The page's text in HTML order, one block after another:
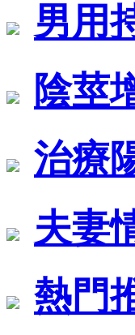
男用
陰莖
治療
夫妻
熱門